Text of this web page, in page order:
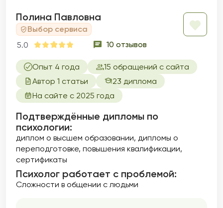
внимание на сексуальной идентичности,
удовлетворенности и интимности в
отношениях. Темы сексуальных дисфункций
и здоровья являются важной частью моей
безопасное пространство для обсуждения
даже самых тонких вопросов. Помогаю
улучшить качество своей интимной жизни и
расширить свои сексуальные горизонты.
Полина Павловна
Выбор сервиса
5.0
10 отзывов
Опыт 4 года
15 обращений с сайта
Автор 1 статьи
23 диплома
На сайте с 2025 года
Подтверждённые дипломы по
психологии:
диплом о высшем образовании дипломы о
переподготовке повышения квалификации
сертификаты
Психолог работает с проблемой:
Сложности в общении с людьми